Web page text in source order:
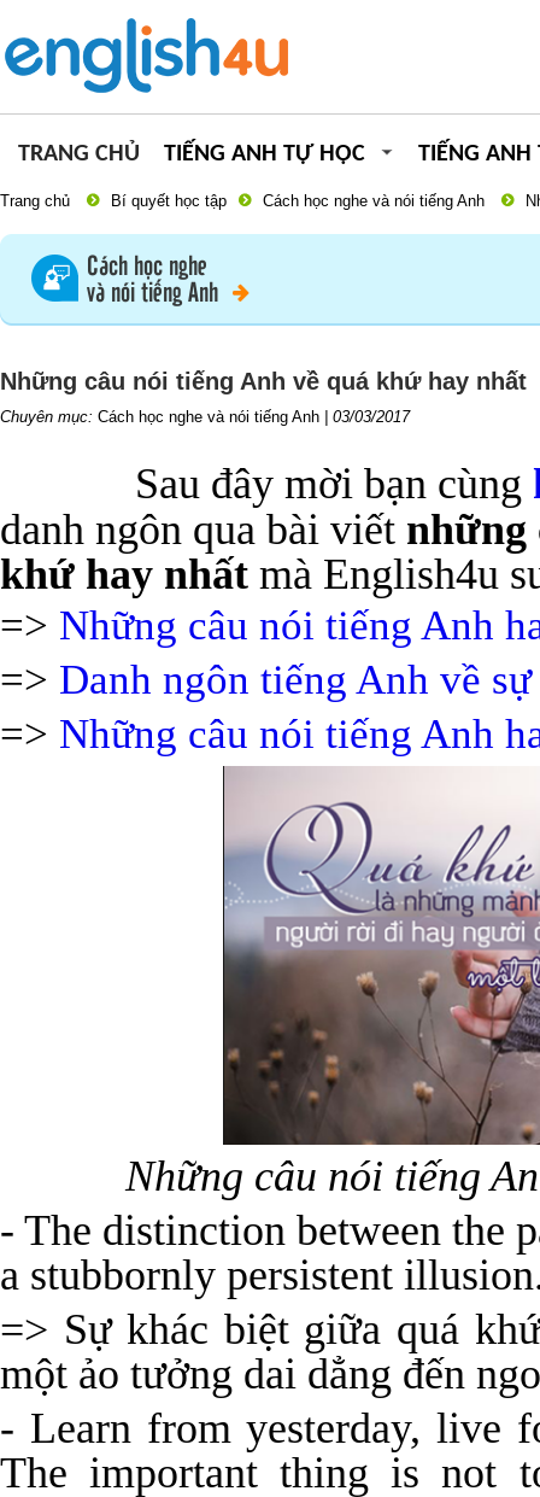
TRANG CHỦ TIẾNG ANH TỰ HỌC TIẾNG ANH
Trang chủ Bí quyết học tập Cách học nghe và nói tiếng Anh
Cách học nghe
và nói tiếng Anh
Những câu nói tiếng Anh về quá khứ hay nhất
Chuyên mục: Cách học nghe và nói tiếng Anh 03/03/2017
Sau đây mời bạn cùng
danh ngôn qua bài viết những
khứ hay nhất mà English4u
=> Những câu nói tiếng Anh
=> Danh ngôn tiếng Anh về
=> Những câu nói tiếng Anh
Những câu nói tiếng
- The distinction between the
a stubbornly persistent
=> Sự khác biệt giữa quá
một ảo tưởng dai dẳng đến
- Learn from yesterday, live
The important thing is not